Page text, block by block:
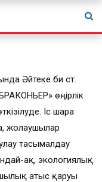
Әйтеке би ст.
өңірлік
Іс шара
жолаушылар
тасымалдау
ақ, экологиялық
атыс қаруы